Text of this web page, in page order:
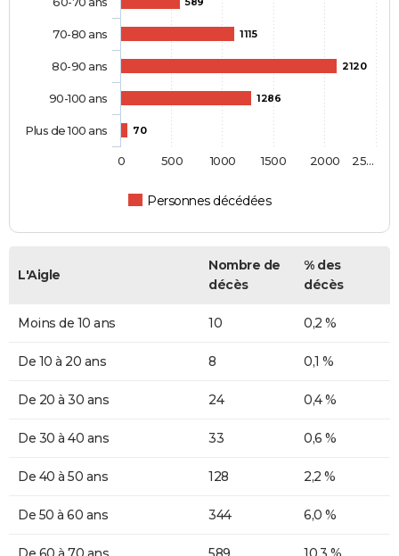
1115
2120
1286
70
Personnes décédées
70-80 ans
80-90 ans
90-100 ans
Plus de 100 ans
0 500 1000 1500 2000 25…
L'Aigle
Nombre de
décès
% des
décès
Moins de 10 ans 10 0,2 %
De 10 à 20 ans 8 0,1 %
De 20 à 30 ans 24 0,4 %
De 30 à 40 ans 33 0,6 %
De 40 à 50 ans 128 2,2 %
De 50 à 60 ans 344 6,0 %